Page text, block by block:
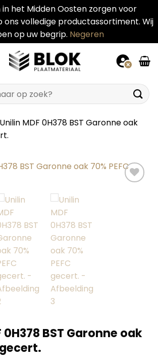
in het Midden Oosten zorgen voor
ons volledige productassortiment. Wij
op uw begrip. Negeren
Unilin MDF 0H378 BST Garonne oak
0H378 BST Garonne oak
gecert.